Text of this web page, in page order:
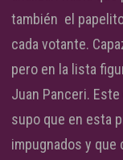
también el
cada votante.
pero en la lista
Juan Panceri.
supo que en esta
impugnados y que